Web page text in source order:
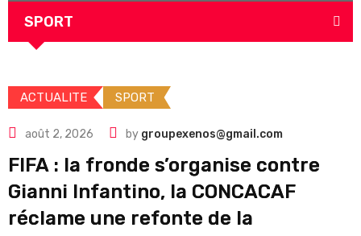
SPORT
ACTUALITE SPORT
août 2, 2026 by groupexenos@gmail.com
FIFA : la fronde s’organise contre
Gianni Infantino, la CONCACAF
réclame une refonte de la